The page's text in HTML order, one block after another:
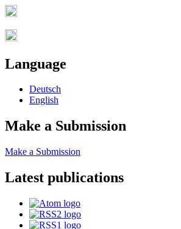
Language
Deutsch
English
Make a Submission
Make a Submission
Latest publications